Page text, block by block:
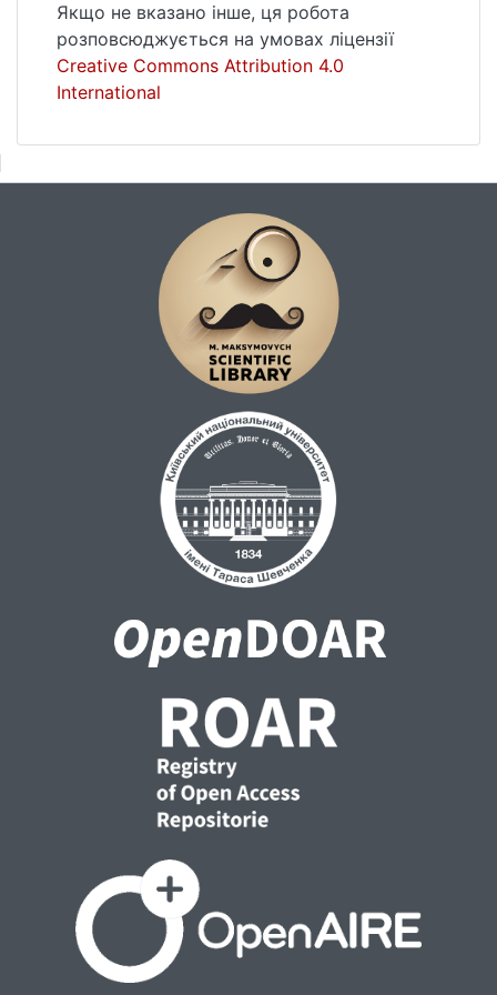
перебування в стресових умовах: «той, що
прогнозує небезпеку», «відкритий
небезпеці», «той, що приймає роль
жертви», «той, що приховує свій страх».
Якщо не вказано інше, ця робота
розповсюджується на умовах ліцензії
Creative Commons Attribution 4.0
International